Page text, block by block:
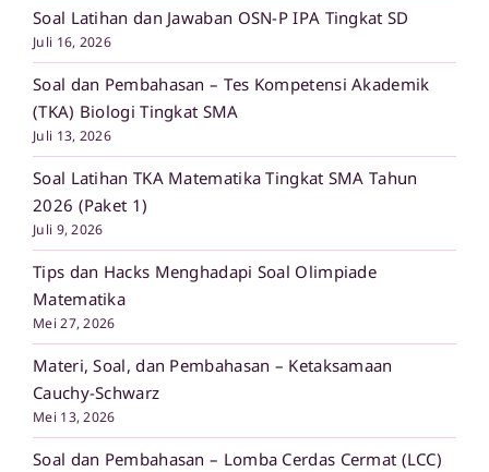
Soal Latihan dan Jawaban OSN-P IPA Tingkat SD
Juli 16, 2026
Soal dan Pembahasan – Tes Kompetensi Akademik
(TKA) Biologi Tingkat SMA
Juli 13, 2026
Soal Latihan TKA Matematika Tingkat SMA Tahun
2026 (Paket 1)
Juli 9, 2026
Tips dan Hacks Menghadapi Soal Olimpiade
Matematika
Mei 27, 2026
Materi, Soal, dan Pembahasan – Ketaksamaan
Cauchy-Schwarz
Mei 13, 2026
Soal dan Pembahasan – Lomba Cerdas Cermat (LCC)